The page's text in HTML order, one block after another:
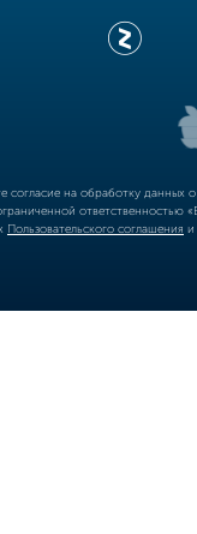
согласие на обработку
Пользовательского соглашения и